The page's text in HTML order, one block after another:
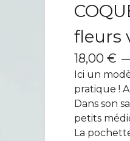
fleurs
18,00 €
Ici un
pratique !
Dans son
petits
La